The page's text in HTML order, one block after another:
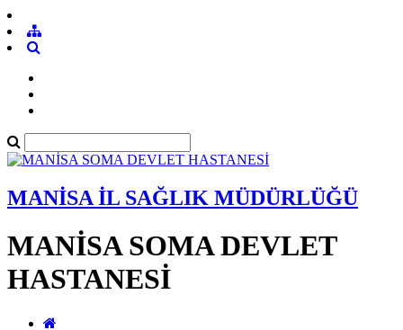
MANİSA İL SAĞLIK MÜDÜRLÜĞÜ
MANİSA SOMA DEVLET
HASTANESİ